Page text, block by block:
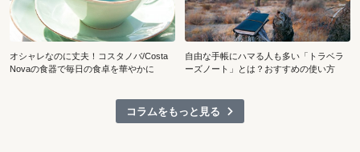
オシャレなのに丈夫！コスタノバ/Costa
Novaの食器で毎日の食卓を華やかに
自由な手帳にハマる人も多い「トラベラ
ーズノート」とは？おすすめの使い方
コラムをもっと見る